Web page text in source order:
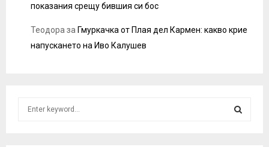
показания срещу бившия си бос
Теодора за Гмуркачка от Плая дел Кармен: какво крие
напускането на Иво Калушев